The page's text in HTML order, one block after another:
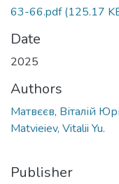
63-66.pdf(125.17
Date
2025
Authors
Матвєєв, Віталій
Matvieiev, Vitalii Yu.
Publisher